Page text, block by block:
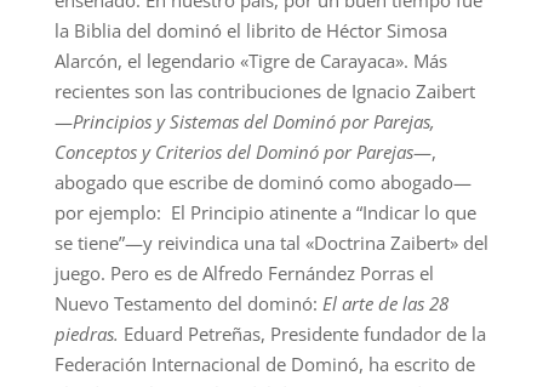
la Biblia del dominó el librito de Héctor Simosa
Alarcón, el legendario «Tigre de Carayaca». Más
recientes son las contribuciones de Ignacio Zaibert
—Principios y Sistemas del Dominó por Parejas,
Conceptos y Criterios del Dominó por Parejas—,
abogado que escribe de dominó como abogado—
por ejemplo: El Principio atinente a “Indicar lo que
se tiene”—y reivindica una tal «Doctrina Zaibert» del
juego. Pero es de Alfredo Fernández Porras el
Nuevo Testamento del dominó: El arte de las 28
piedras. Eduard Petreñas, Presidente fundador de la
Federación Internacional de Dominó, ha escrito de